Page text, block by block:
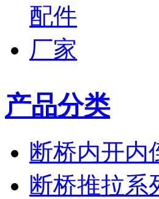
产品分类
断桥内开内
断桥推拉系